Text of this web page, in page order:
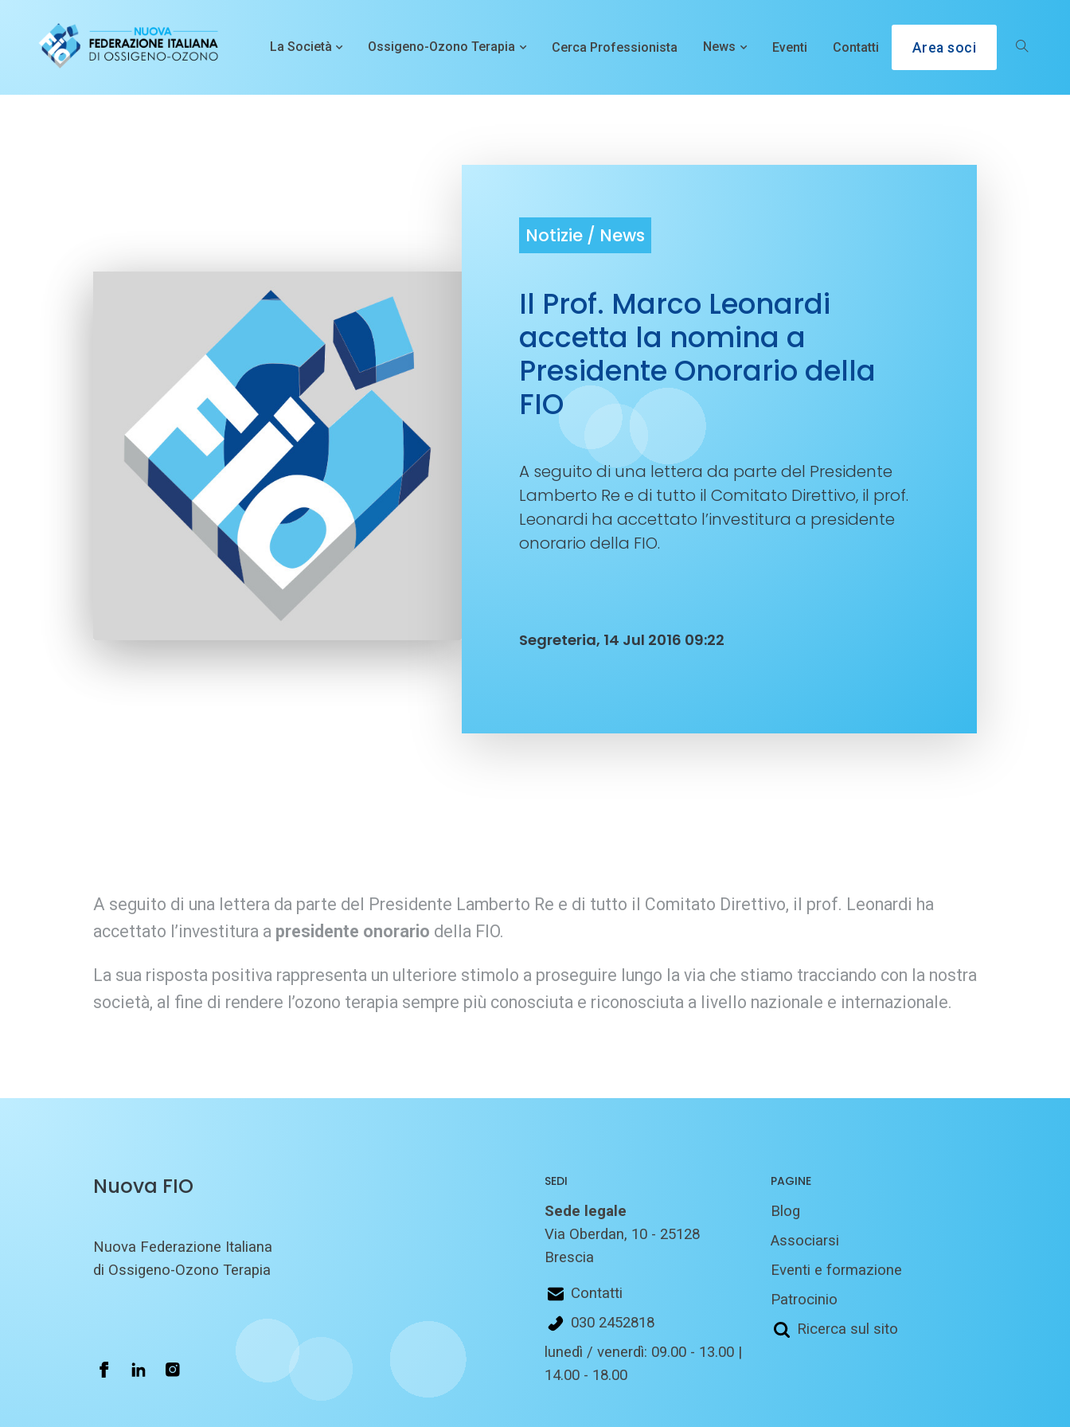
La Società Ossigeno-Ozono Terapia Cerca Professionista News Eventi Contatti Area soci
Notizie / News
Il Prof. Marco Leonardi
accetta la nomina a
Presidente Onorario della
FIO
A seguito di una lettera da parte del Presidente
Lamberto Re e di tutto il Comitato Direttivo, il prof.
Leonardi ha accettato l’investitura a presidente
onorario della FIO.
Segreteria, 14 Jul 2016 09:22
A seguito di una lettera da parte del Presidente Lamberto Re e di tutto il Comitato Direttivo, il prof. Leonardi ha
accettato l’investitura a presidente onorario della FIO.
La sua risposta positiva rappresenta un ulteriore stimolo a proseguire lungo la via che stiamo tracciando con la nostra
società, al fine di rendere l’ozono terapia sempre più conosciuta e riconosciuta a livello nazionale e internazionale.
Nuova FIO
Nuova Federazione Italiana
di Ossigeno-Ozono Terapia
SEDI
Sede legale
Via Oberdan, 10 - 25128
Brescia
Contatti
030 2452818
lunedì / venerdì: 09.00 - 13.00 |
14.00 - 18.00
PAGINE
Blog
Associarsi
Eventi e formazione
Patrocinio
Ricerca sul sito